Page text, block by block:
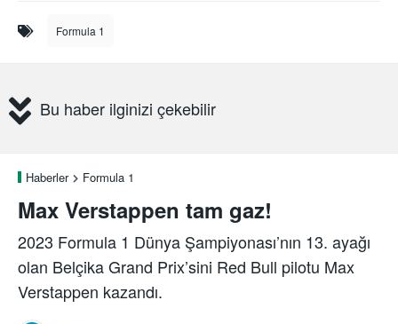
Formula 1
Bu haber ilginizi çekebilir
Haberler Formula 1
Max Verstappen tam gaz!
2023 Formula 1 Dünya Şampiyonası’nın 13. ayağı
olan Belçika Grand Prix’sini Red Bull pilotu Max
Verstappen kazandı.